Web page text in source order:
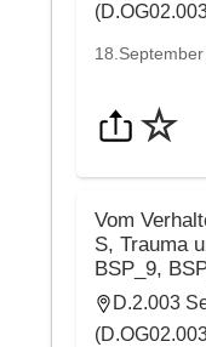
☆
Vom
S, Trauma
BSP_9,
D.2.003